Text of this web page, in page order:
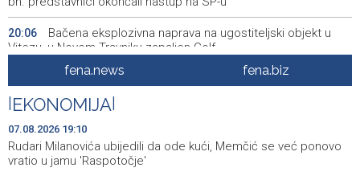
20:06
Bačena eksplozivna naprava na ugostiteljski objekt u
Vitezu, u Novom Travniku zapaljen Golf
Galerija ULUPUBiH otvara novu izlagačku sezonu,
predstavlja novi izlagački program
19:44 Faris Dževahirić novi nogometaš Veleža
19:21 Announcement of events for Saturday, 8 August 2026
fena.news fena.biz
EKONOMIJA
07.08.2026 19:10
Rudari Milanovića ubijedili da ode kući, Memčić se već ponovo
vratio u jamu 'Raspotočje'